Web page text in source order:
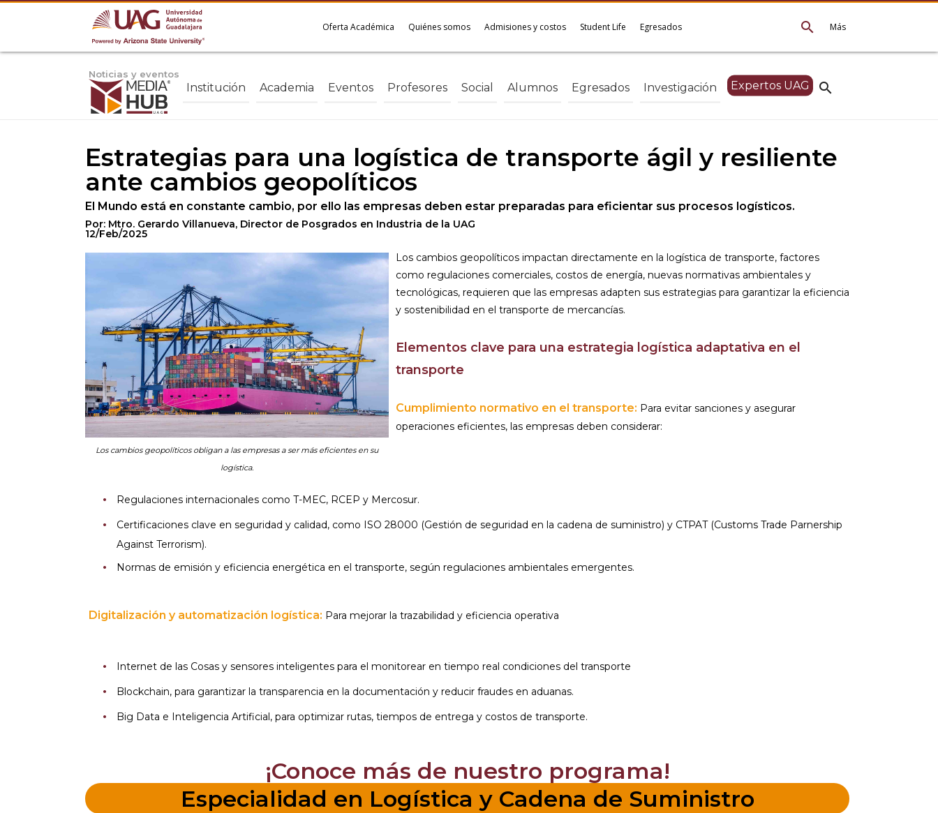
Más
search
Oferta Académica Quiénes somos Admisiones y costos Student Life Egresados
Noticias y eventos
search
Institución Academia Eventos Profesores Social Alumnos Egresados Investigación Expertos UAG
Estrategias para una logística de transporte ágil y resiliente
ante cambios geopolíticos
El Mundo está en constante cambio, por ello las empresas deben estar preparadas para eficientar sus procesos logísticos.
Por: Mtro. Gerardo Villanueva, Director de Posgrados en Industria de la UAG
12/Feb/2025
Los cambios geopolíticos obligan a las empresas a ser más eficientes en su
logística.
Los cambios geopolíticos impactan directamente en la logística de transporte, factores
como regulaciones comerciales, costos de energía, nuevas normativas ambientales y
tecnológicas, requieren que las empresas adapten sus estrategias para garantizar la eficiencia
y sostenibilidad en el transporte de mercancías.
Elementos clave para una estrategia logística adaptativa en el
transporte
Cumplimiento normativo en el transporte: Para evitar sanciones y asegurar
operaciones eficientes, las empresas deben considerar:
Regulaciones internacionales como T-MEC, RCEP y Mercosur.
Certificaciones clave en seguridad y calidad, como ISO 28000 (Gestión de seguridad en la cadena de suministro) y CTPAT (Customs Trade Parnership
Against Terrorism).
Normas de emisión y eficiencia energética en el transporte, según regulaciones ambientales emergentes.
Digitalización y automatización logística: Para mejorar la trazabilidad y eficiencia operativa
Internet de las Cosas y sensores inteligentes para el monitorear en tiempo real condiciones del transporte
Blockchain, para garantizar la transparencia en la documentación y reducir fraudes en aduanas.
Big Data e Inteligencia Artificial, para optimizar rutas, tiempos de entrega y costos de transporte.
¡Conoce más de nuestro programa!
Especialidad en Logística y Cadena de Suministro